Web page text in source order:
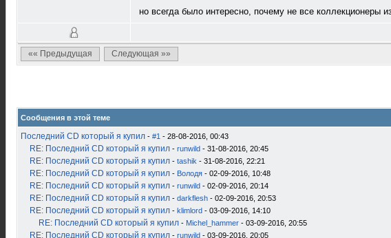
но всегда было интересно, почему не все коллекционеры
«« Предыдущая
Следующая »»
Сообщения в этой теме
Последний CD который я купил - #1 - 28-08-2016, 00:43
RE: Последний CD который я купил - runwild - 31-08-2016, 20:45
RE: Последний CD который я купил - tashik - 31-08-2016, 22:21
RE: Последний CD который я купил - Володя - 02-09-2016, 10:48
RE: Последний CD который я купил - runwild - 02-09-2016, 20:14
RE: Последний CD который я купил - darkflesh - 02-09-2016, 20:53
RE: Последний CD который я купил - klimlord - 03-09-2016, 14:10
RE: Последний CD который я купил - Michel_hammer - 03-09-2016, 20:55
RE: Последний CD который я купил - runwild - 03-09-2016, 20:05